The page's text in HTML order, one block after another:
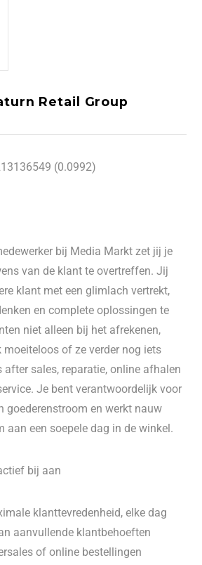
Retail Group
(0.0992)
bij Media Markt zet jij je
van de klant te overtreffen. Jij
klant met een glimlach vertrekt,
en complete oplossingen te
niet alleen bij het afrekenen,
of ze verder nog iets
after sales, reparatie, online afhalen
Je bent verantwoordelijk voor
goederenstroom en werkt nauw
aan een soepele dag in de winkel.
bij aan
klanttevredenheid, elke dag
aanvullende klantbehoeften
of online bestellingen